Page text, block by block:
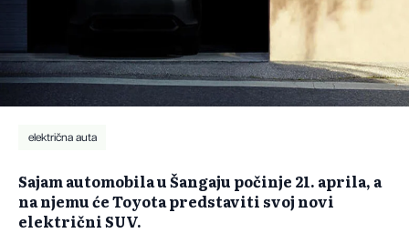
električna auta
Sajam automobila u Šangaju počinje 21. aprila, a
na njemu će Toyota predstaviti svoj novi
električni SUV.